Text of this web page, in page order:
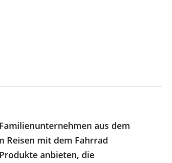
aus dem
Reisen mit dem Fahrrad
anbieten, die